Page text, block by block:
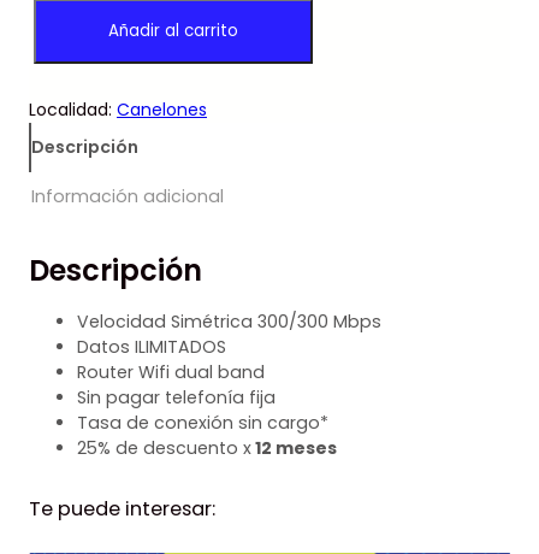
p
r
c
i
o
g
i
n
a
l
e
r
a
p
r
c
a
l
e
s
:
$
1
A
H
c
n
d
a
Añadir al carrito
Localidad: Canelones
Descripción
Información adicional
Descripción
Velocidad Simétrica 300/300 Mbps
Datos ILIMITADOS
Router Wifi dual band
Sin pagar telefonía fija
Tasa de conexión sin cargo*
25% de descuento x12 meses
Te puede interesar: